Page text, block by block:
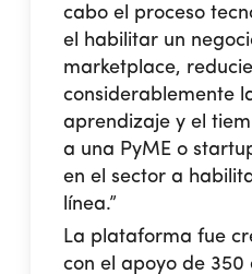
cabo el proceso
el habilitar un
marketplace,
considerablemente
aprendizaje y el
a una PyME o
en el sector a
línea.”
La plataforma fue
con el apoyo de 350